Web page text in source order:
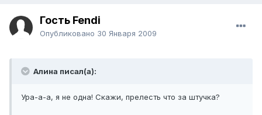
Гость Fendi
Опубликовано 30 Января 2009
Алина писал(а):
Ура-а-а, я не одна! Скажи, прелесть что за штучка?